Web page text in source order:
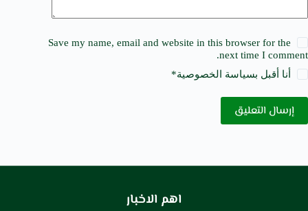
Save my name, email and website in this browser for the
next time I comment.
أنا أقبل بسياسة الخصوصية*
إرسال التعليق
اهم الاخبار